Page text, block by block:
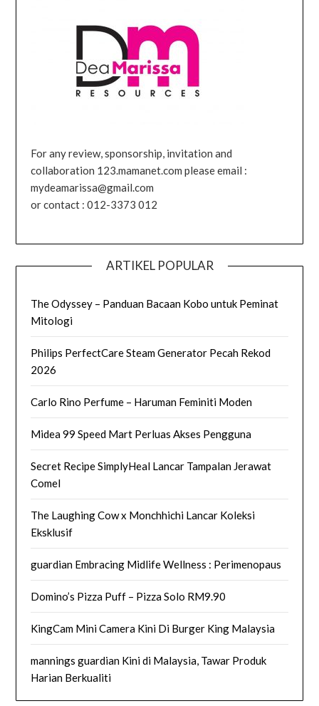
For any review, sponsorship, invitation and
collaboration 123.mamanet.com please email :
mydeamarissa@gmail.com
or contact : 012-3373 012
ARTIKEL POPULAR
The Odyssey – Panduan Bacaan Kobo untuk Peminat
Mitologi
Philips PerfectCare Steam Generator Pecah Rekod
2026
Carlo Rino Perfume – Haruman Feminiti Moden
Midea 99 Speed Mart Perluas Akses Pengguna
Secret Recipe SimplyHeal Lancar Tampalan Jerawat
Comel
The Laughing Cow x Monchhichi Lancar Koleksi
Eksklusif
guardian Embracing Midlife Wellness : Perimenopaus
Domino’s Pizza Puff – Pizza Solo RM9.90
KingCam Mini Camera Kini Di Burger King Malaysia
mannings guardian Kini di Malaysia, Tawar Produk
Harian Berkualiti